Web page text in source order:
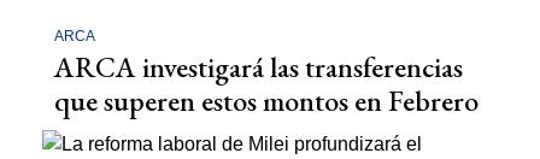
ARCA
ARCA investigará las transferencias
que superen estos montos en Febrero